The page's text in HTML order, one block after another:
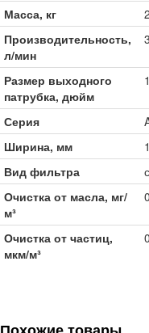
Масса, кг
Производительность,
л/мин
Размер выходного
патрубка, дюйм
Серия
Ширина, мм
Вид фильтра
Очистка от масла, мг/
м³
Очистка от частиц,
мкм/м³